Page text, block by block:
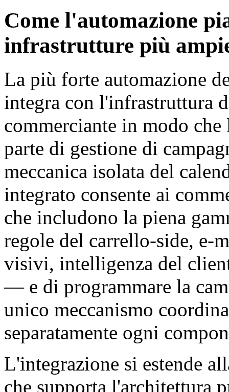
Come l'automazione
infrastrutture più
La più forte automazione
integra con l'infrastruttura
commerciante in modo
parte di gestione di
meccanica isolata del
integrato consente ai
che includono la piena
regole del carrello-side, e-
visivi, intelligenza del
— e di programmare la
unico meccanismo
separatamente ogni
L'integrazione si estende
che supporta l'architettura